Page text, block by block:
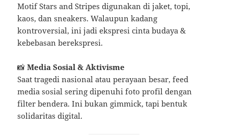
Motif Stars and Stripes digunakan di jaket, topi,
kaos, dan sneakers. Walaupun kadang
kontroversial, ini jadi ekspresi cinta budaya &
kebebasan berekspresi.
📸Media Sosial & Aktivisme
Saat tragedi nasional atau perayaan besar, feed
media sosial sering dipenuhi foto profil dengan
filter bendera. Ini bukan gimmick, tapi bentuk
solidaritas digital.